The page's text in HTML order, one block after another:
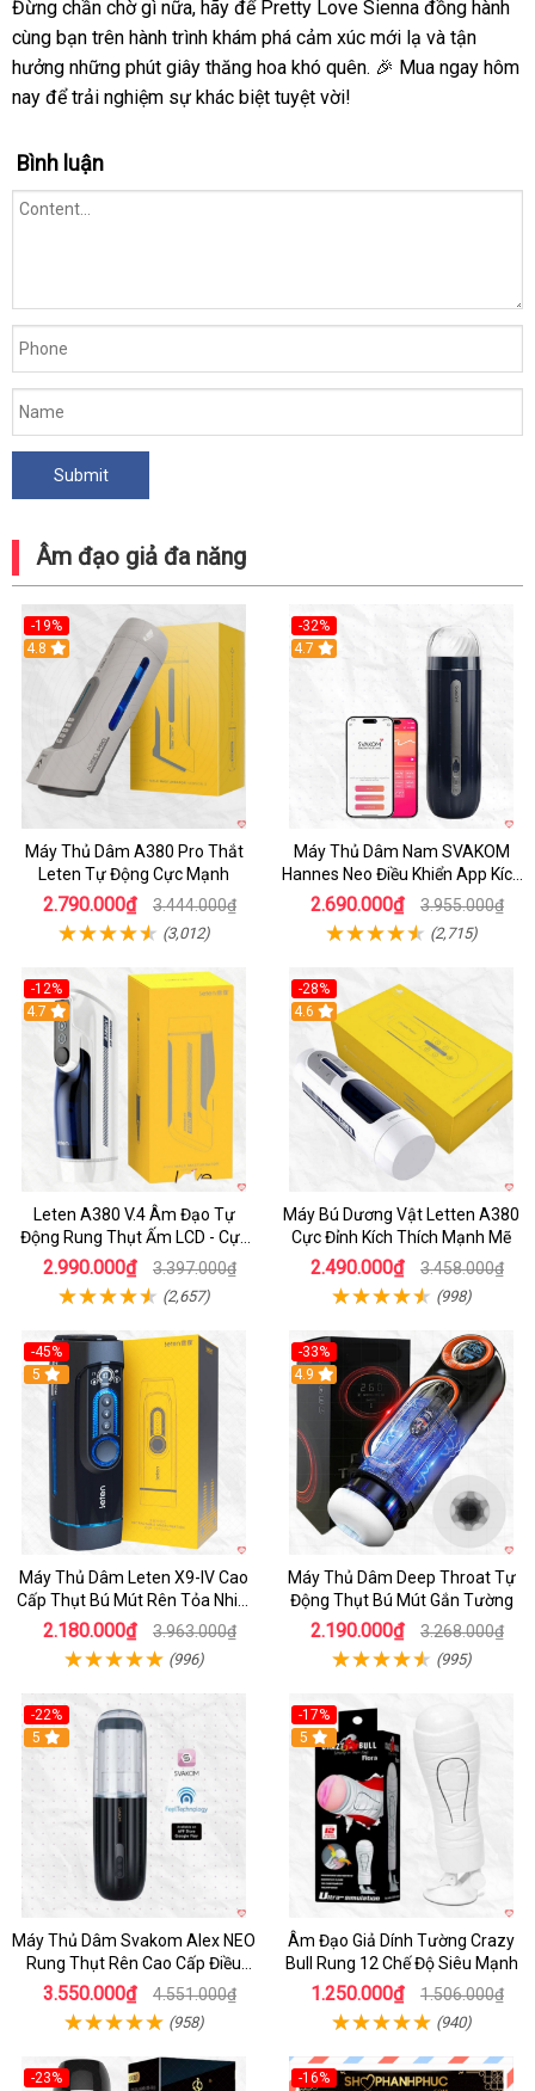
Đừng chần chờ gì nữa, hãy để Pretty Love Sienna đồng hành
cùng bạn trên hành trình khám phá cảm xúc mới lạ và tận
hưởng những phút giây thăng hoa khó quên. 🎉 Mua ngay hôm
nay để trải nghiệm sự khác biệt tuyệt vời!
Bình luận
Âm đạo giả đa năng
-19%
Hot
4.8
Máy Thủ Dâm A380 Pro Thắt
Leten Tự Động Cực Mạnh
2.790.000₫ 3.444.000₫
(3,012)
-32%
Hot
4.7
Máy Thủ Dâm Nam SVAKOM
Hannes Neo Điều Khiển App Kích
Thích
2.690.000₫ 3.955.000₫
(2,715)
-12%
Hot
4.7
Leten A380 V.4 Âm Đạo Tự
Động Rung Thụt Ấm LCD - Cực
Phê
2.990.000₫ 3.397.000₫
(2,657)
-28%
Hot
4.6
Máy Bú Dương Vật Letten A380
Cực Đỉnh Kích Thích Mạnh Mẽ
2.490.000₫ 3.458.000₫
(998)
-45%
Hot
5
Máy Thủ Dâm Leten X9-IV Cao
Cấp Thụt Bú Mút Rên Tỏa Nhiệt
Sạc Pin
2.180.000₫ 3.963.000₫
(996)
-33%
Hot
4.9
Máy Thủ Dâm Deep Throat Tự
Động Thụt Bú Mút Gắn Tường
2.190.000₫ 3.268.000₫
(995)
-22%
5
Máy Thủ Dâm Svakom Alex NEO
Rung Thụt Rên Cao Cấp Điều
Khiển App
3.550.000₫ 4.551.000₫
(958)
-17%
5
Âm Đạo Giả Dính Tường Crazy
Bull Rung 12 Chế Độ Siêu Mạnh
1.250.000₫ 1.506.000₫
(940)
-23%
-16%